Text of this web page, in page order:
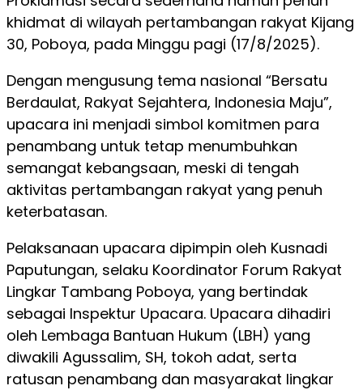
khidmat di wilayah pertambangan rakyat Kijang
30, Poboya, pada Minggu pagi (17/8/2025).
Dengan mengusung tema nasional “Bersatu
Berdaulat, Rakyat Sejahtera, Indonesia Maju”,
upacara ini menjadi simbol komitmen para
penambang untuk tetap menumbuhkan
semangat kebangsaan, meski di tengah
aktivitas pertambangan rakyat yang penuh
keterbatasan.
Pelaksanaan upacara dipimpin oleh Kusnadi
Paputungan, selaku Koordinator Forum Rakyat
Lingkar Tambang Poboya, yang bertindak
sebagai Inspektur Upacara. Upacara dihadiri
oleh Lembaga Bantuan Hukum (LBH) yang
diwakili Agussalim, SH, tokoh adat, serta
ratusan penambang dan masyarakat lingkar